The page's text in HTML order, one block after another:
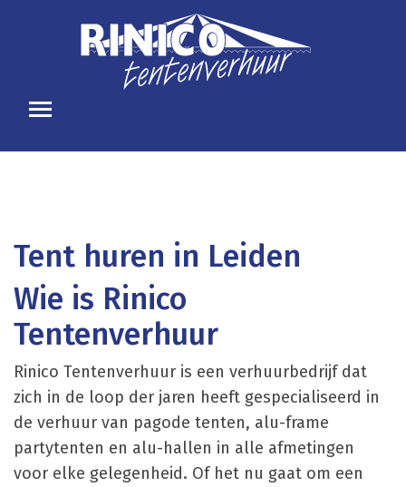
Tent huren in Leiden
Wie is Rinico
Tentenverhuur
Rinico Tentenverhuur is een verhuurbedrijf dat
zich in de loop der jaren heeft gespecialiseerd in
de verhuur van pagode tenten, alu-frame
partytenten en alu-hallen in alle afmetingen
voor elke gelegenheid. Of het nu gaat om een